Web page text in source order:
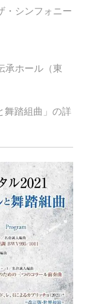
シンフォニー
承ホール（東
舞踏組曲」の詳